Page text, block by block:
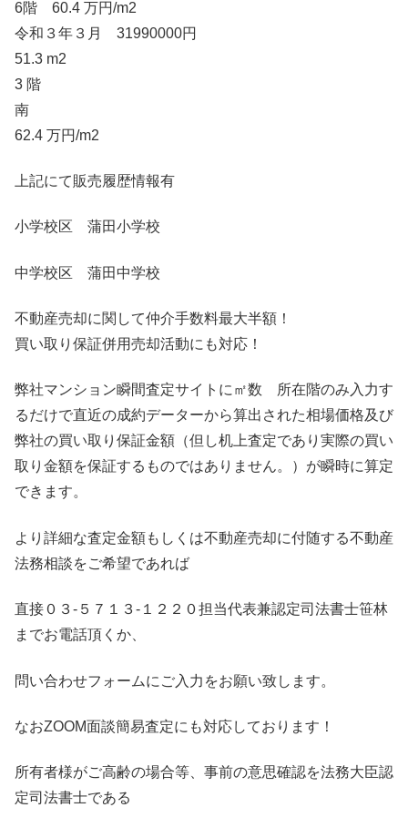
6階 60.4 万円/m2
令和３年３月 31990000円
51.3 m2
3 階
南
62.4 万円/m2
上記にて販売履歴情報有
小学校区 蒲田小学校
中学校区 蒲田中学校
不動産売却に関して仲介手数料最大半額！
買い取り保証併用売却活動にも対応！
弊社マンション瞬間査定サイトに㎡数 所在階のみ入力す
るだけで直近の成約データーから算出された相場価格及び
弊社の買い取り保証金額（但し机上査定であり実際の買い
取り金額を保証するものではありません。）が瞬時に算定
できます。
より詳細な査定金額もしくは不動産売却に付随する不動産
法務相談をご希望であれば
直接０３-５７１３-１２２０担当代表兼認定司法書士笹林
までお電話頂くか、
問い合わせフォームにご入力をお願い致します。
なおZOOM面談簡易査定にも対応しております！
所有者様がご高齢の場合等、事前の意思確認を法務大臣認
定司法書士である